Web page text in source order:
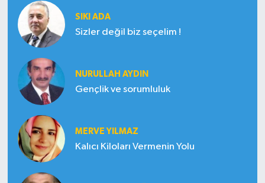
SIKI ADA
Sizler değil biz seçelim !
NURULLAH AYDIN
Gençlik ve sorumluluk
MERVE YILMAZ
Kalıcı Kiloları Vermenin Yolu